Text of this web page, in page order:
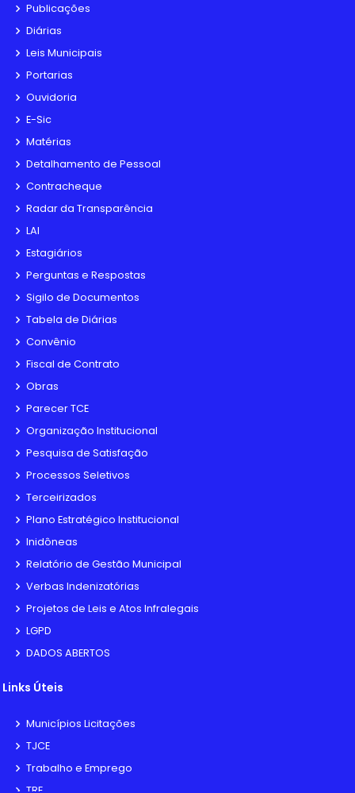
Publicações
Diárias
Leis Municipais
Portarias
Ouvidoria
E-Sic
Matérias
Detalhamento de Pessoal
Contracheque
Radar da Transparência
LAI
Estagiários
Perguntas e Respostas
Sigilo de Documentos
Tabela de Diárias
Convênio
Fiscal de Contrato
Obras
Parecer TCE
Organização Institucional
Pesquisa de Satisfação
Processos Seletivos
Terceirizados
Plano Estratégico Institucional
Inidôneas
Relatório de Gestão Municipal
Verbas Indenizatórias
Projetos de Leis e Atos Infralegais
LGPD
DADOS ABERTOS
Links Úteis
Municípios Licitações
TJCE
Trabalho e Emprego
TRE